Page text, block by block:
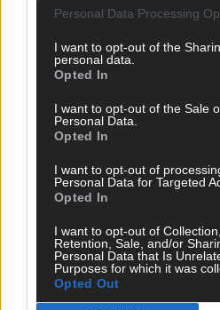
Personal Data Processing
I want to opt-out of the
personal data.
Opted In
I want to opt-out of the Sale
Personal Data.
Opted In
I want to opt-out of
Personal Data for Targeted
Opted In
I want to opt-out of
Retention, Sale, and/or
Personal Data that Is
Purposes for which it was
Opted Out
Mai 2026
ESC-Halbfinale 2: Das sagen
Mai 2026
KOMMENTAR
Wer zahlt, steht im Finale – ist
Eurovision Song Contest 2026:
Abend in Bildern